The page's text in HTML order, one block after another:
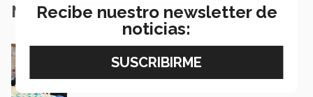
Notas Relacionadas
¡Jaque mate! La mexicana de 16 que aspira
llegar al mundial de ajedrez
Recibe nuestro newsletter de
noticias: